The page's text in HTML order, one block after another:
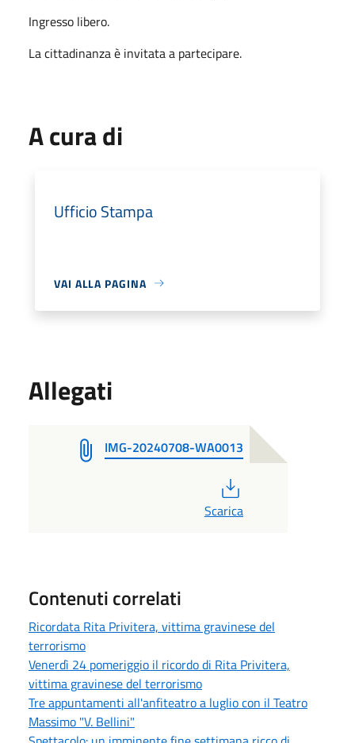
Ingresso libero.
La cittadinanza è invitata a partecipare.
A cura di
Ufficio Stampa
VAI ALLA PAGINA
Allegati
IMG-20240708-WA0013
Scarica
Contenuti correlati
Ricordata Rita Privitera, vittima gravinese del
terrorismo
Venerdì 24 pomeriggio il ricordo di Rita Privitera,
vittima gravinese del terrorismo
Tre appuntamenti all'anfiteatro a luglio con il Teatro
Massimo "V. Bellini"